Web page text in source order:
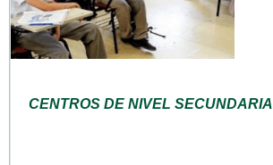
CENTROS DE NIVEL SECUNDARIA